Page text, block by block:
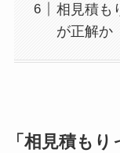
相見積も
が正解か
「相見積も